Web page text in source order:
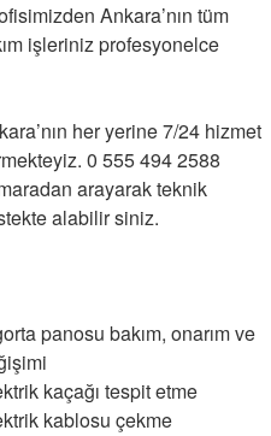
Ankara’nın tüm
işleriniz profesyonelce
her yerine 7/24 hizmet
0 555 494 2588
arayarak teknik
alabilir siniz.
panosu bakım, onarım ve
kaçağı tespit etme
kablosu çekme